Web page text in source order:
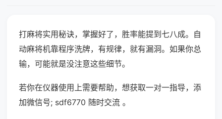
打麻将实用秘诀，掌握好了，胜率能提到七八成。自
动麻将机靠程序洗牌，有规律，就有漏洞。如果你总
输，可能就是没注意这些细节。
若你在仪器使用上需要帮助，想获取一对一指导，添
加微信号; sdf6770 随时交流 。